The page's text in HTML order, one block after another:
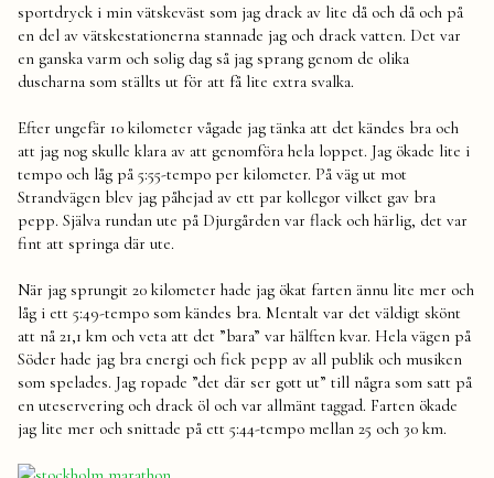
sportdryck i min vätskeväst som jag drack av lite då och då och på
en del av vätskestationerna stannade jag och drack vatten. Det var
en ganska varm och solig dag så jag sprang genom de olika
duscharna som ställts ut för att få lite extra svalka.
Efter ungefär 10 kilometer vågade jag tänka att det kändes bra och
att jag nog skulle klara av att genomföra hela loppet. Jag ökade lite i
tempo och låg på 5:55-tempo per kilometer. På väg ut mot
Strandvägen blev jag påhejad av ett par kollegor vilket gav bra
pepp. Själva rundan ute på Djurgården var flack och härlig, det var
fint att springa där ute.
När jag sprungit 20 kilometer hade jag ökat farten ännu lite mer och
låg i ett 5:49-tempo som kändes bra. Mentalt var det väldigt skönt
att nå 21,1 km och veta att det ”bara” var hälften kvar. Hela vägen på
Söder hade jag bra energi och fick pepp av all publik och musiken
som spelades. Jag ropade ”det där ser gott ut” till några som satt på
en uteservering och drack öl och var allmänt taggad. Farten ökade
jag lite mer och snittade på ett 5:44-tempo mellan 25 och 30 km.